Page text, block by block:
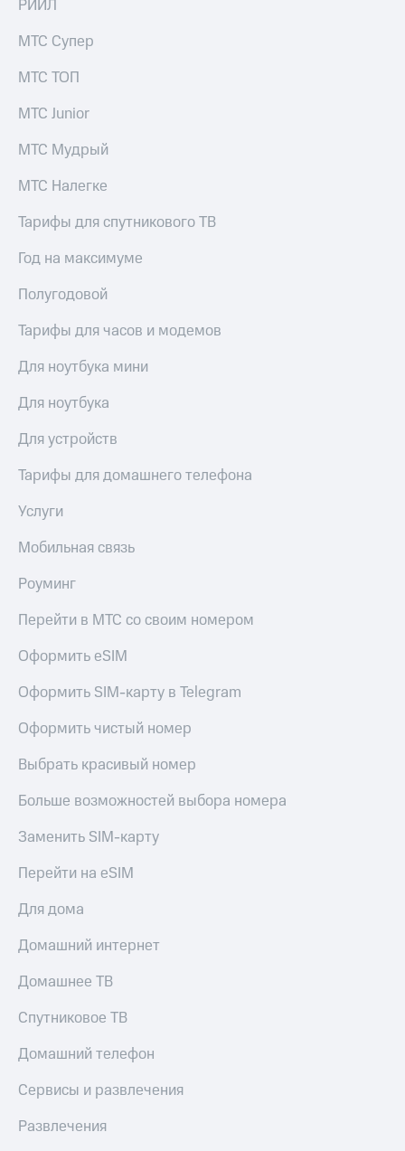
РИИЛ
МТС Супер
МТС ТОП
МТС Junior
МТС Мудрый
МТС Налегке
Тарифы для спутникового ТВ
Год на максимуме
Полугодовой
Тарифы для часов и модемов
Для ноутбука мини
Для ноутбука
Для устройств
Тарифы для домашнего телефона
Услуги
Мобильная связь
Роуминг
Перейти в МТС со своим номером
Оформить eSIM
Оформить SIM-карту в Telegram
Оформить чистый номер
Выбрать красивый номер
Больше возможностей выбора номера
Заменить SIM-карту
Перейти на eSIM
Для дома
Домашний интернет
Домашнее ТВ
Спутниковое ТВ
Домашний телефон
Сервисы и развлечения
Развлечения